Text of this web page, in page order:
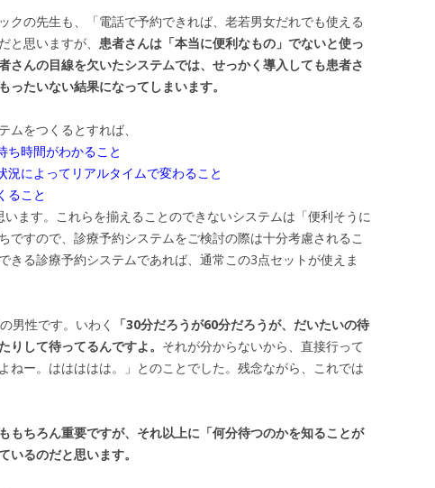
クの先生も、「電話で予約できれば、老若男女だれでも使える
と思いますが、 患者さんは「本当に便利なもの」でないと使っ
さんの目線を欠いたシステムでは、せっかく導入しても患者さ
たいない結果になってしまいます。
ムをつくるとすれば、
時間がわかること
によってリアルタイムで変わること
ること
ます。これらを揃えることのできないシステムは「便利そうに
ですので、診療予約システムをご検討の際は十分考慮されるこ
きる診療予約システムであれば、通常この3点セットが使えま
男性です。いわく
「30分だろうが60分だろうが、だいたいの待
りして待ってるんですよ。 それが分からないから、直接行って
ねー。ははははは。」とのことでした。残念ながら、これでは
もちろん重要ですが、それ以上に「何分待つのかを知ることが
いるのだと思います。